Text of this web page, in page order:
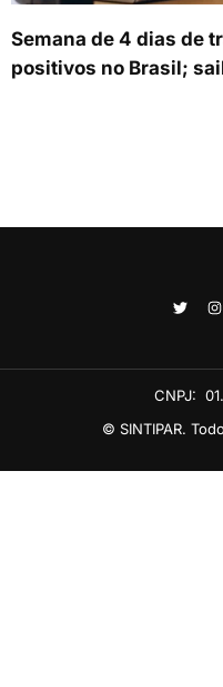
Semana de 4 dias de
positivos no Brasil;
CNPJ:
© SINTIPAR.